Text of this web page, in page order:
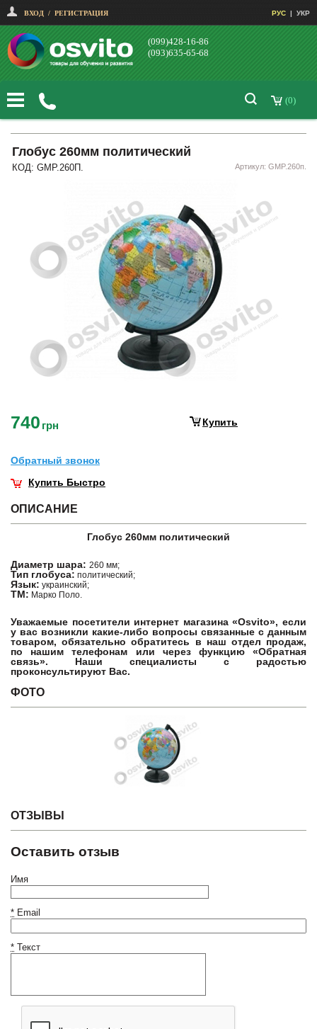
ВХОД / РЕГИСТРАЦИЯ РУС | УКР
(099)428-16-86
(093)635-65-68
(0)
Глобус 260мм политический
КОД: GMP.260П. Артикул: GMP.260п.
740 грн Купить
Обратный звонок
Купить Быстро
ОПИСАНИЕ
Глобус 260мм политический
Диаметр шара: 260 мм;
Тип глобуса: политический;
Язык: украинский;
ТМ: Марко Поло.
Уважаемые посетители интернет магазина «Osvito», если
у вас возникли какие-либо вопросы связанные с данным
товаром, обязательно обратитесь в наш отдел продаж,
по нашим телефонам или через функцию «Обратная
связь». Наши специалисты с радостью
проконсультируют Вас.
ФОТО
ОТЗЫВЫ
Оставить отзыв
Имя
* Email
* Текст